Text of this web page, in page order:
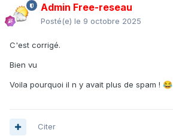
Admin Free-reseau
Posté(e) le 9 octobre 2025
C'est corrigé.
Bien vu
Voila pourquoi il n y avait plus de spam ! 😂
Citer